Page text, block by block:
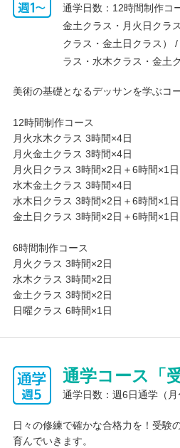
通学日数：12時間制作コ
金土クラス・月火日クラ
クラス・金土日クラス）
ラス・水木クラス・金土
美術の基礎となるデッサンを学ぶコ
12時間制作コース
月火水木クラス 3時間×4日
月火金土クラス 3時間×4日
月火日クラス 3時間×2日＋6時間×1日
水木金土クラス 3時間×4日
水木日クラス 3時間×2日＋6時間×1日
金土日クラス 3時間×2日＋6時間×1日
6時間制作コース
月火クラス 3時間×2日
水木クラス 3時間×2日
金土クラス 3時間×2日
日曜クラス 6時間×1日
通学コース「
通学日数：週6日通学（月
日々の修練で確かな合格力を！受験
育んでいきます。